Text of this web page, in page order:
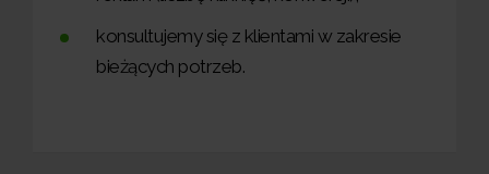
konsultujemy się z klientami w zakresie
bieżących potrzeb.